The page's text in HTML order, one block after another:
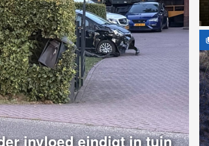
invloed eindigt in tuin